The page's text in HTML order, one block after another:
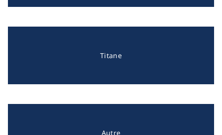
Titane
Autre